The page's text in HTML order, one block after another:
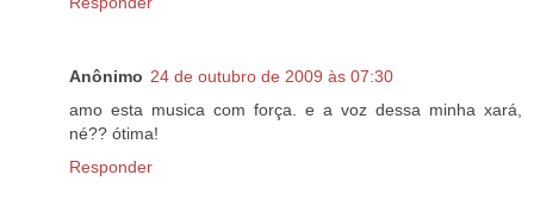
Anônimo 24 de outubro de 2009 às 07:30
amo esta musica com força. e a voz dessa minha xará,
né?? ótima!
Responder